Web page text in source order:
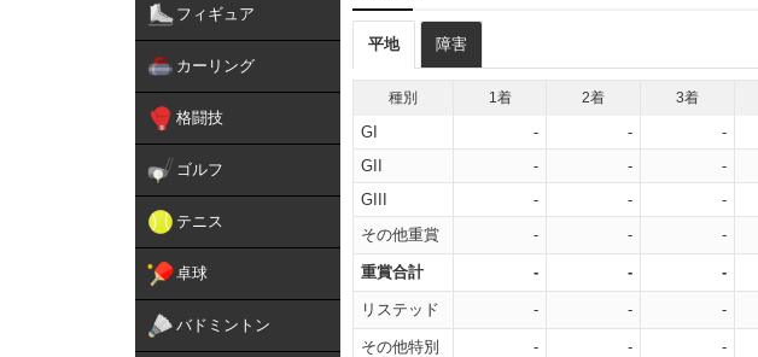
フィギュア
カーリング
格闘技
ゴルフ
テニス
卓球
バドミントン
平地 障害
種別 1着 2着 3着
GI - - -
GII
- - -
GIII
- - -
その他重賞
- - -
重賞合計 - - -
リステッド - - -
その他特別 - - -